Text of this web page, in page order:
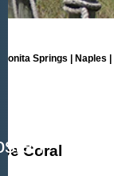
Springs | Naples |
Coral